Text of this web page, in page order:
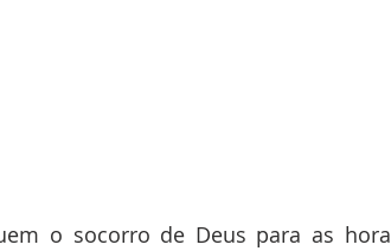
o socorro de Deus para as